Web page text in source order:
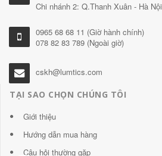
Chi nhánh 2: Q.Thanh Xuân - Hà Nội
0965 68 68 11 (Giờ hành chính)
078 82 83 789 (Ngoài giờ)
cskh@lumtics.com
TẠI SAO CHỌN CHÚNG TÔI
Giới thiệu
Hướng dẫn mua hàng
Câu hỏi thường gặp